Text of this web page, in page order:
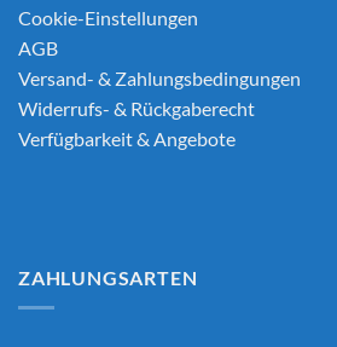
Cookie-Einstellungen
AGB
Versand- & Zahlungsbedingungen
Widerrufs- & Rückgaberecht
Verfügbarkeit & Angebote
ZAHLUNGSARTEN